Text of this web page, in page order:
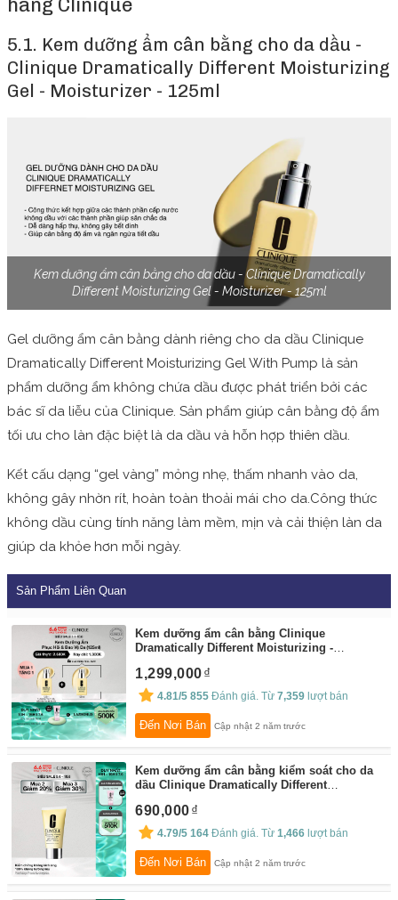
5.1. Kem dưỡng ẩm cân bằng cho da dầu -
Clinique Dramatically Different Moisturizing
Gel - Moisturizer - 125ml
Kem dưỡng ẩm cân bằng cho da dầu - Clinique Dramatically
Different Moisturizing Gel - Moisturizer - 125ml
Gel dưỡng ẩm cân bằng dành riêng cho da dầu Clinique
Dramatically Different Moisturizing Gel With Pump là sản
phẩm dưỡng ẩm không chứa dầu được phát triển bởi các
bác sĩ da liễu của Clinique. Sản phẩm giúp cân bằng độ ẩm
tối ưu cho làn đặc biệt là da dầu và hỗn hợp thiên dầu.
Kết cấu dạng “gel vàng” mỏng nhẹ, thấm nhanh vào da,
không gây nhờn rít, hoàn toàn thoải mái cho da.Công thức
không dầu cùng tính năng làm mềm, mịn và cải thiện làn da
giúp da khỏe hơn mỗi ngày.
Sản Phẩm Liên Quan
Kem dưỡng ẩm cân bằng Clinique
Dramatically Different Moisturizing -
Clinique Flagship Store
1,299,000
4.81/5 855 Đánh giá. Từ7,359 lượt bán
Đến Nơi Bán Cập nhật 2 năm trước
Kem dưỡng ẩm cân bằng kiểm soát cho da
dầu Clinique Dramatically Different
Clinique Flagship Store
690,000
4.79/5 164 Đánh giá. Từ1,466 lượt bán
Đến Nơi Bán Cập nhật 2 năm trước